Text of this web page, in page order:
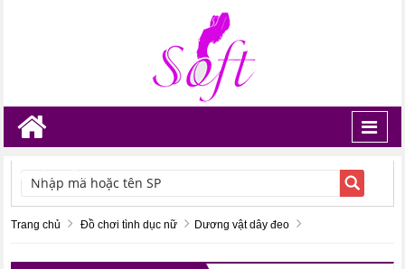
TÌM KIẾM
Trang chủ Đồ chơi tình dục nữ Dương vật dây đeo